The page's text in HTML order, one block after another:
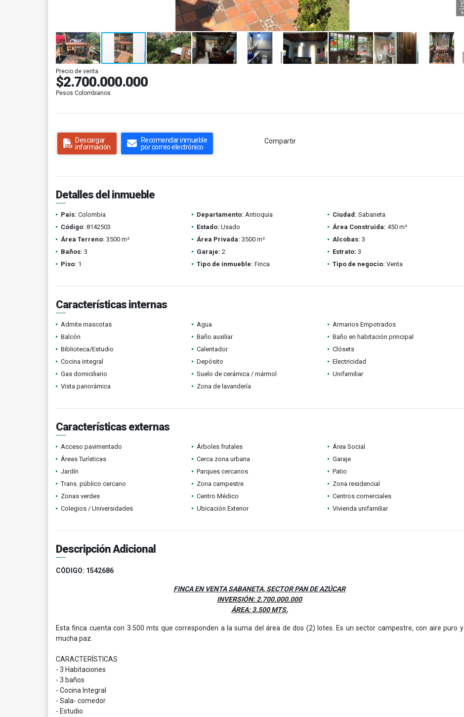
Precio de venta
$2.700.000.000
Pesos Colombianos
Descargar
información
Recomendar inmueble
por correo electrónico
Compartir
Detalles del inmueble
País: Colombia Departamento: Antioquia Ciudad: Sabaneta
Código: 8142503 Estado: Usado Área Construida: 450 m²
Área Terreno: 3500 m² Área Privada: 3500 m² Alcobas: 3
Baños: 3 Garaje: 2 Estrato: 3
Piso: 1 Tipo de inmueble: Finca Tipo de negocio: Venta
Características internas
Admite mascotas Agua
Armarios Empotrados
Balcón
Baño auxiliar
Baño en habitación principal
Biblioteca/Estudio
Calentador
Clósets
Cocina integral
Depósito
Electricidad
Gas domiciliario
Suelo de cerámica / mármol
Unifamiliar
Vista panorámica
Zona de lavandería
Características externas
Acceso pavimentado Árboles frutales
Área Social
Áreas Turísticas
Cerca zona urbana
Garaje
Jardín
Parques cercanos
Patio
Trans. público cercano
Zona campestre
Zona residencial
Zonas verdes
Centro Médico
Centros comerciales
Colegios / Universidades
Ubicación Exterior Vivienda unifamiliar
Descripción Adicional
CÓDIGO: 1542686
FINCA EN VENTA SABANETA, SECTOR PAN DE AZÚCAR
INVERSIÓN: 2.700.000.000
ÁREA: 3.500 MTS.
Esta finca cuenta con 3.500 mts que corresponden a la suma del área de dos (2) lotes. Es un sector campestre, con aire puro y
mucha paz.
CARACTERÍSTICAS
- 3 Habitaciones
- 3 baños
- Cocina Integral
- Sala- comedor
- Estudio